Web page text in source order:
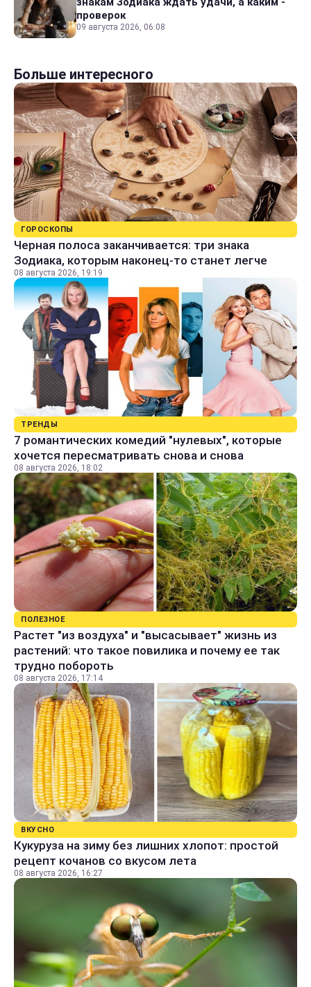
проверок
09 августа 2026, 06:08
Больше интересного
ГОРОСКОПЫ
Черная полоса заканчивается: три знака
Зодиака, которым наконец-то станет легче
08 августа 2026, 19:19
ТРЕНДЫ
7 романтических комедий "нулевых", которые
хочется пересматривать снова и снова
08 августа 2026, 18:02
ПОЛЕЗНОЕ
Растет "из воздуха" и "высасывает" жизнь из
растений: что такое повилика и почему ее так
трудно побороть
08 августа 2026, 17:14
ВКУСНО
Кукуруза на зиму без лишних хлопот: простой
рецепт кочанов со вкусом лета
08 августа 2026, 16:27